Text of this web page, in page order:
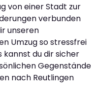
von einer Stadt zur
verbunden
unseren
Umzug so stressfrei
kannst du dir sicher
Gegenstände
nach Reutlingen